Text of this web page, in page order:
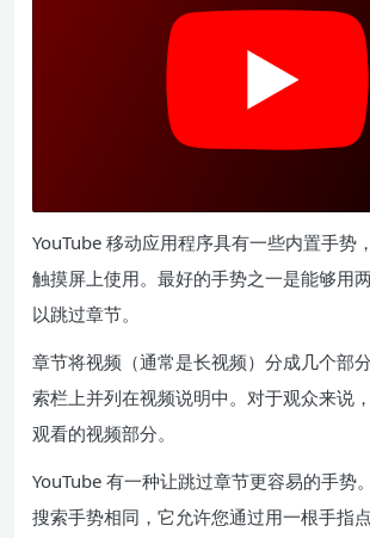
YouTube 移动应用程序具有一些内置手势
触摸屏上使用。最好的手势之一是能够用
以跳过章节。
章节将视频（通常是长视频）分成几个部
索栏上并列在视频说明中。对于观众来说
观看的视频部分。
YouTube 有一种让跳过章节更容易的手势
搜索手势相同，它允许您通过用一根手指